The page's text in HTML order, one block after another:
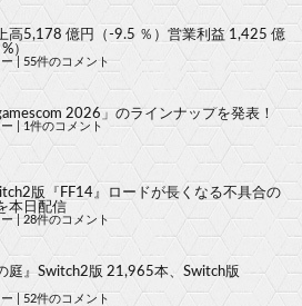
高5,178 億円（-9.5 ％）営業利益 1,425 億
）
| 55件のコメント
2026」のラインナップを発表！
|1件のコメント
版『FF14』ロードが長くなる不具合の
本日配信
|28件のコメント
庭』Switch2版 21,965本、Switch版
52件のコメント